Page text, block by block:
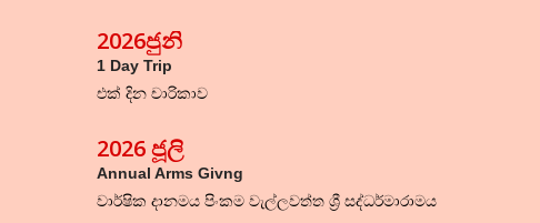
2026ජුනි
1 Day Trip
එක් දින චාරිකාව
2026ජූලි
Annual Arms Givng
වාර්ෂික දානමය පිංකම වැල්ලවත්ත ශ්‍රී සද්ධර්මාරාමය